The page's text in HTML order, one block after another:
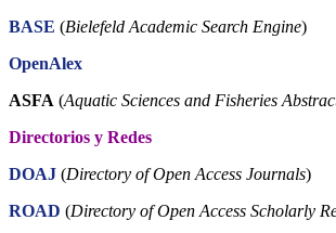
BASE (Bielefeld Academic Search Engine)
OpenAlex
ASFA (Aquatic Sciences and Fisheries
Directorios y Redes
DOAJ (Directory of Open Access Journals)
ROAD (Directory of Open Access Scholarly